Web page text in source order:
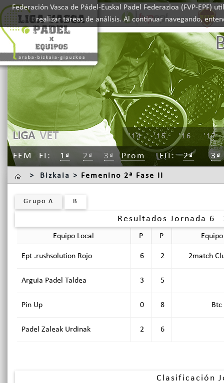
Federación Vasca de Pádel-Euskal Padel Federazioa (FVP-
realizar tareas de análisis. Al continuar navegando,
LIGA VET '17
'16
'15
'14
FEM FI 1ª 2ª 3ª Prom FII 2ª 3ª
> Bizkaia > Femenino 2ª Fase II
Grupo A B
Resultados Jornada 6
Equipo Local P P
Ept .rushsolution Rojo 6 2 2match
Arguia Padel Taldea 3 5
Pin Up 0 8
Padel Zaleak Urdinak 2 6
Clasificación